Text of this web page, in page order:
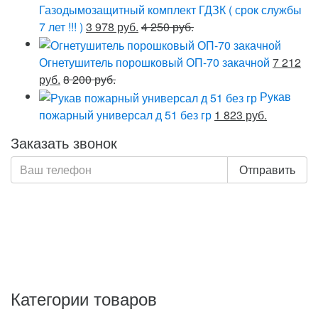
Газодымозащитный комплект ГДЗК ( срок службы
7 лет !!! ) 3 978 руб. 4 250 руб.
Огнетушитель порошковый ОП-70 закачной 7 212
руб. 8 200 руб.
Рукав
пожарный универсал д 51 без гр 1 823 руб.
Заказать звонок
Отправить
Категории товаров